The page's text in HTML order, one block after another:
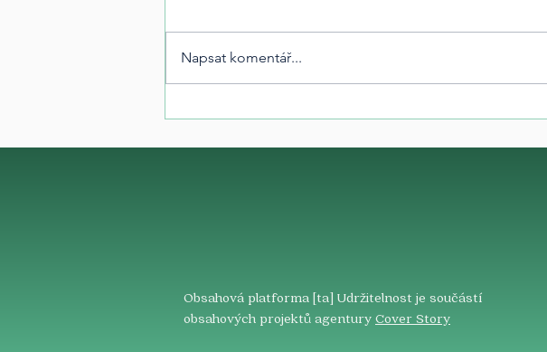
Napsat komentář...
Obsahová platforma [ta] Udržitelnost je součástí
obsahových projektů agentury Cover Story